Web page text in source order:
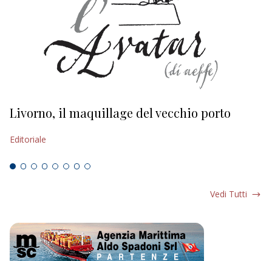
Livorno, il maquillage del vecchio porto
Editoriale
Vedi Tutti